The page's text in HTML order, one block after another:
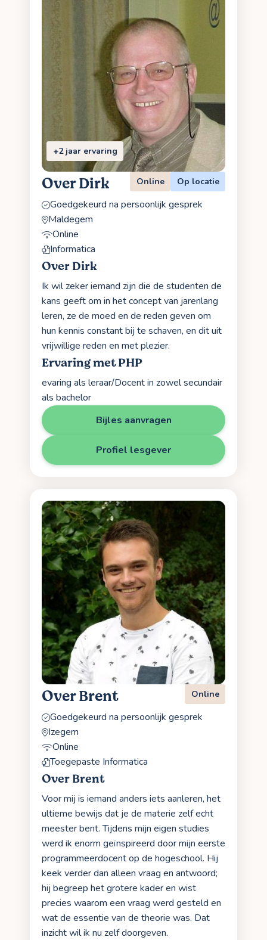
+2 jaar ervaring
Over Dirk Online Op locatie
Goedgekeurd na persoonlijk gesprek
Maldegem
Online
Informatica
Over Dirk
Ik wil zeker iemand zijn die de studenten de
kans geeft om in het concept van jarenlang
leren, ze de moed en de reden geven om
hun kennis constant bij te schaven, en dit uit
vrijwillige reden en met plezier.
Ervaring met PHP
evaring als leraar/Docent in zowel secundair
als bachelor
Bijles aanvragen
Profiel lesgever
Over Brent Online
Goedgekeurd na persoonlijk gesprek
Izegem
Online
Toegepaste Informatica
Over Brent
Voor mij is iemand anders iets aanleren, het
ultieme bewijs dat je de materie zelf echt
meester bent. Tijdens mijn eigen studies
werd ik enorm geïnspireerd door mijn eerste
programmeerdocent op de hogeschool. Hij
keek verder dan alleen vraag en antwoord;
hij begreep het grotere kader en wist
precies waarom een vraag werd gesteld en
wat de essentie van de theorie was. Dat
inzicht wil ik nu zelf doorgeven.